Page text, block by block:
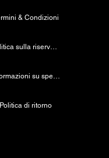
& Condizioni
politica sulla riservatezza
Informazioni su spedizione e pagamento
Politica di ritorno